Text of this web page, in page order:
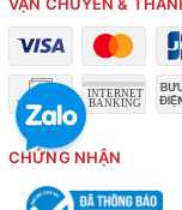
Ưu điểm:
- Béc rất cứng cáp
mưa quanh năm, chi
- Độ phủ nước rất
CHỨNG NHẬN